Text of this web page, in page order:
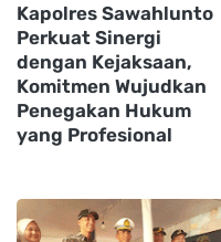
Kapolres Sawahlunto
Perkuat Sinergi
dengan Kejaksaan,
Komitmen Wujudkan
Penegakan Hukum
yang Profesional